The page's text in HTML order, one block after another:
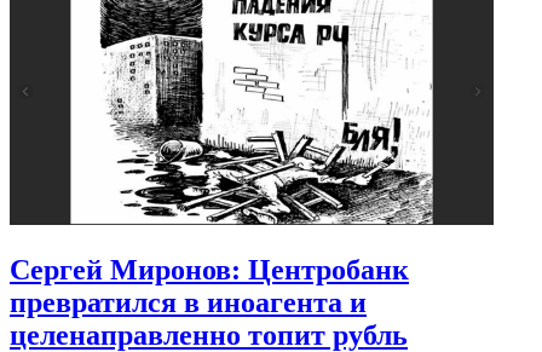
Сергей Миронов: Центробанк
превратился в иноагента и
целенаправленно топит рубль